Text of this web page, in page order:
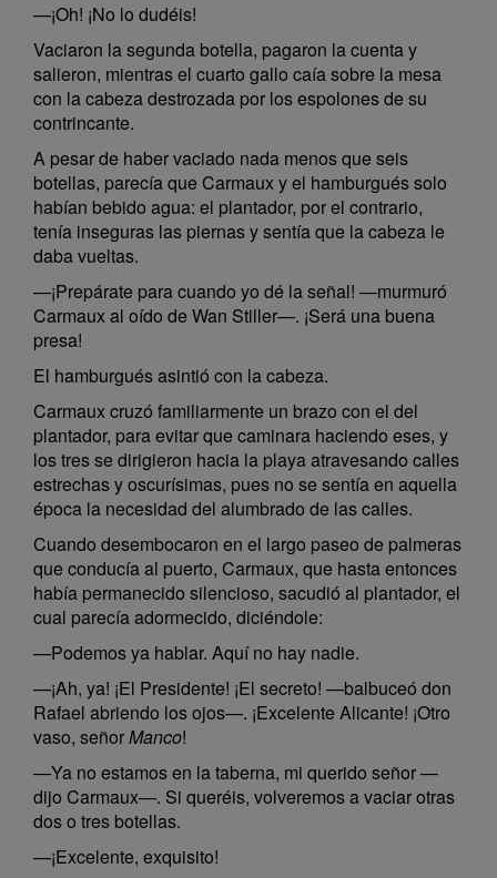
—¡Oh! ¡No lo dudéis!
Vaciaron la segunda botella, pagaron la cuenta y
salieron, mientras el cuarto gallo caía sobre la mesa
con la cabeza destrozada por los espolones de su
contrincante.
A pesar de haber vaciado nada menos que seis
botellas, parecía que Carmaux y el hamburgués solo
habían bebido agua: el plantador, por el contrario,
tenía inseguras las piernas y sentía que la cabeza le
daba vueltas.
—¡Prepárate para cuando yo dé la señal! —murmuró
Carmaux al oído de Wan Stiller—. ¡Será una buena
presa!
El hamburgués asintió con la cabeza.
Carmaux cruzó familiarmente un brazo con el del
plantador, para evitar que caminara haciendo eses, y
los tres se dirigieron hacia la playa atravesando calles
estrechas y oscurísimas, pues no se sentía en aquella
época la necesidad del alumbrado de las calles.
Cuando desembocaron en el largo paseo de palmeras
que conducía al puerto, Carmaux, que hasta entonces
había permanecido silencioso, sacudió al plantador, el
cual parecía adormecido, diciéndole:
—Podemos ya hablar. Aquí no hay nadie.
—¡Ah, ya! ¡El Presidente! ¡El secreto! —balbuceó don
Rafael abriendo los ojos—. ¡Excelente Alicante! ¡Otro
vaso, señorManco!
—Ya no estamos en la taberna, mi querido señor —
dijo Carmaux—. Si queréis, volveremos a vaciar otras
dos o tres botellas.
—¡Excelente, exquisito!